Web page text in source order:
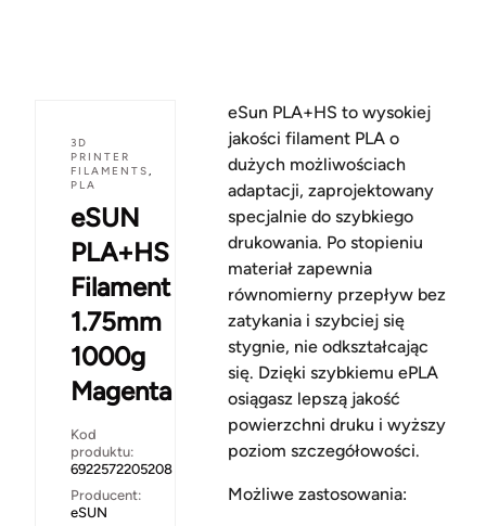
3D
PRINTER
FILAMENTS,
PLA
eSUN
PLA+HS
Filament
1.75mm
1000g
Magenta
Kod
produktu:
6922572205208
Producent:
eSUN
eSun PLA+HS to wysokiej
jakości filament PLA o
dużych możliwościach
adaptacji, zaprojektowany
specjalnie do szybkiego
drukowania. Po stopieniu
materiał zapewnia
równomierny przepływ bez
zatykania i szybciej się
stygnie, nie odkształcając
się. Dzięki szybkiemu ePLA
osiągasz lepszą jakość
powierzchni druku i wyższy
poziom szczegółowości.
Możliwe zastosowania: